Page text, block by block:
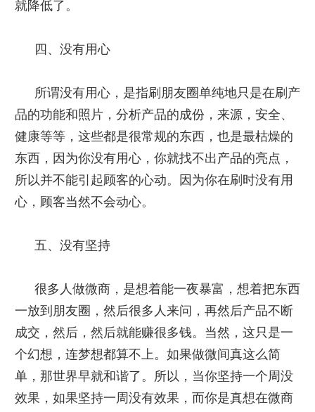
就降低了。
四、没有用心
所谓没有用心，是指刷朋友圈单纯地只是在刷产
品的功能和照片，分析产品的成份，来源，安全、
健康等等，这些都是很常规的东西，也是最枯燥的
东西，因为你没有用心，你就找不出产品的亮点，
所以并不能引起顾客的心动。因为你在刷时没有用
心，顾客当然不会动心。
五、没有坚持
很多人做微商，是想着能一夜暴富，想着把东西
一放到朋友圈，然后很多人来问，再然后产品不断
成交，然后，然后就能赚很多钱。当然，这只是一
个幻想，连梦想都算不上。如果做微间真这么简
单，那世界早就和谐了。所以，当你坚持一个周没
效果，如果坚持一周没有效果，而你是真想在微商